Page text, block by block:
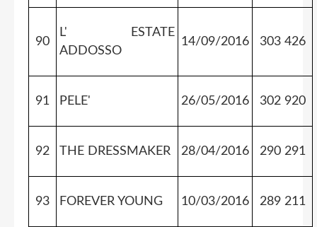
90
L' ESTATE
ADDOSSO
14/09/2016 303 426
91 PELE' 26/05/2016 302 920
92 THE DRESSMAKER 28/04/2016 290 291
93 FOREVER YOUNG 10/03/2016 289 211